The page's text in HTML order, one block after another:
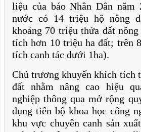
liệu của báo Nhân Dân năm
nước có 14 triệu hộ nông
khoảng 70 triệu thửa đất
tích hơn 10 triệu ha đất; trên
tích canh tác dưới 1ha).
Chủ trương khuyến khích tích
đất nhằm nâng cao hiệu
nghiệp thông qua mở rộng
dụng tiến bộ khoa học công
khu vực chuyên canh sản